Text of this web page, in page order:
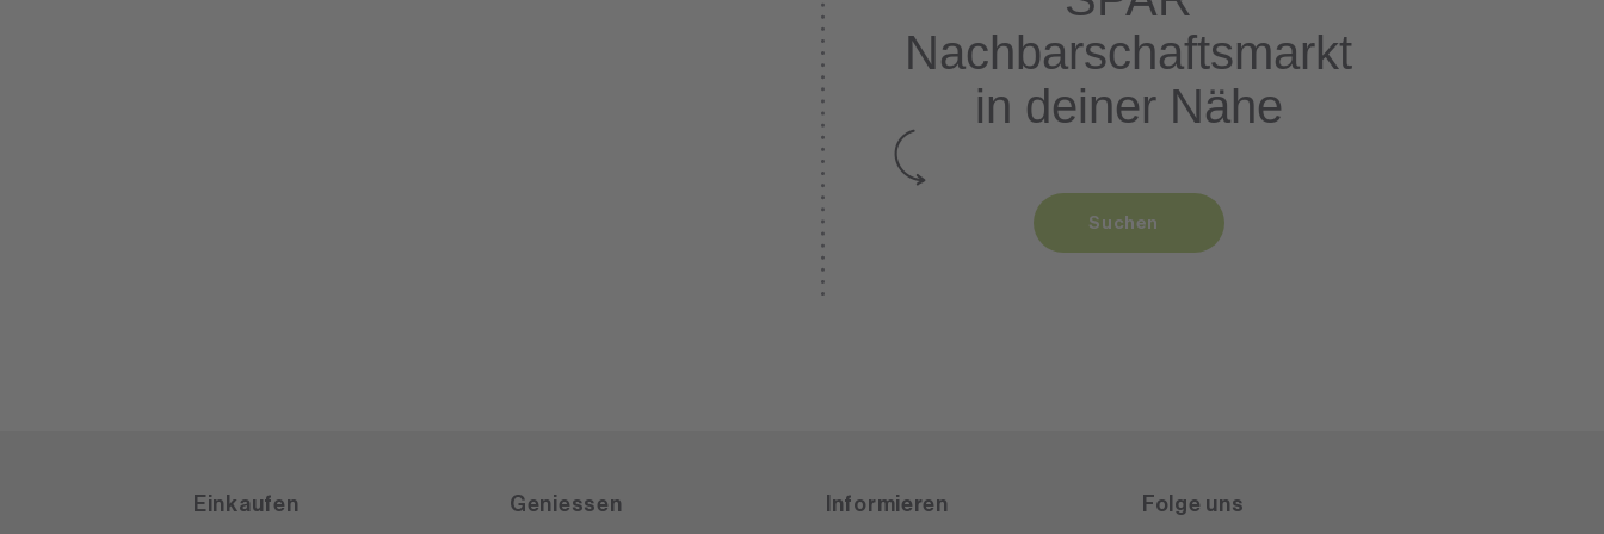
Nachbarschaftsmarkt
in deiner Nähe
Suchen
Einkaufen Geniessen Informieren Folge uns